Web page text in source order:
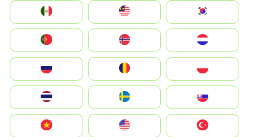
South Korea
Nederland
Slovensko
United States